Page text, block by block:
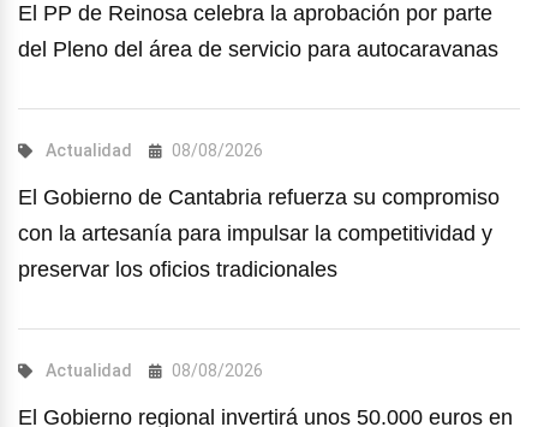
El PP de Reinosa celebra la aprobación por parte
del Pleno del área de servicio para autocaravanas
Actualidad 08/08/2026
El Gobierno de Cantabria refuerza su compromiso
con la artesanía para impulsar la competitividad y
preservar los oficios tradicionales
Actualidad 08/08/2026
El Gobierno regional invertirá unos 50.000 euros en